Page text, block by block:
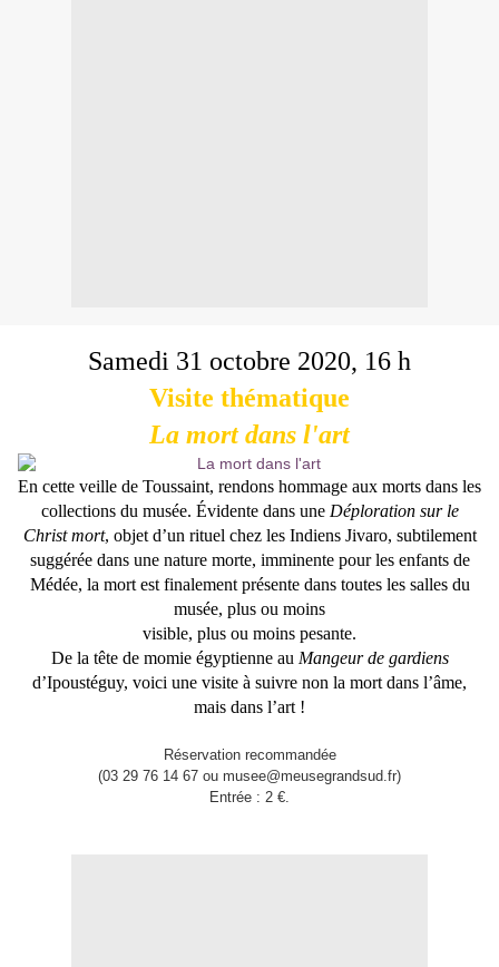
Samedi 31 octobre 2020, 16 h
Visite thématique
La mort dans l'art
En cette veille de Toussaint, rendons hommage aux morts dans les
collections du musée. Évidente dans une Déploration sur le
Christ mort, objet d’un rituel chez les Indiens Jivaro, subtilement
suggérée dans une nature morte, imminente pour les enfants de
Médée, la mort est finalement présente dans toutes les salles du
musée, plus ou moins
visible, plus ou moins pesante.
De la tête de momie égyptienne au Mangeur de gardiens
d’Ipoustéguy, voici une visite à suivre non la mort dans l’âme,
mais dans l’art !
Réservation recommandée
(03 29 76 14 67 ou musee@meusegrandsud.fr)
Entrée : 2 €.